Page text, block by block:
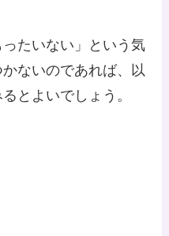
たいない」という気
ないのであれば、以
とよいでしょう。